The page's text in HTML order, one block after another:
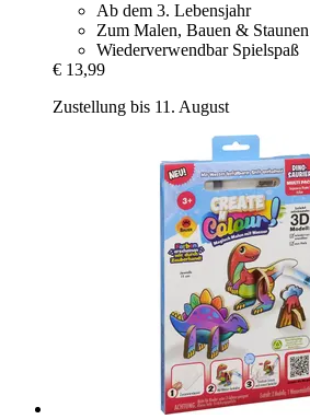
Ab dem 3. Lebensjahr
Zum Malen, Bauen & Staunen
Wiederverwendbar Spielspaß
€ 13,99
Zustellung bis 11. August